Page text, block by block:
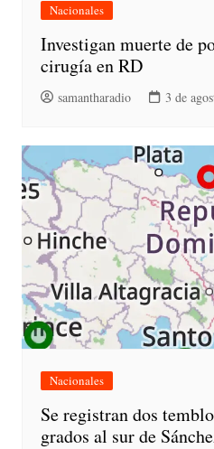
Nacionales
Investigan muerte de
cirugía en RD
samantharadio 3 de
Nacionales
Se registran dos
grados al sur de